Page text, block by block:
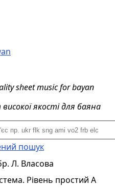
sheet music for bayan
якості для баяна
пошук
Л. Власова
Рівень простий A